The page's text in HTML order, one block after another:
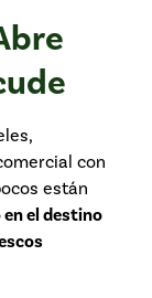
con
están
el destino